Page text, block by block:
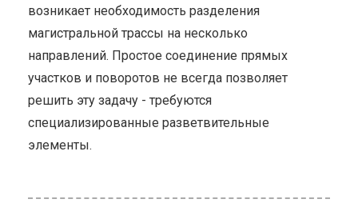
возникает необходимость разделения
магистральной трассы на несколько
направлений. Простое соединение прямых
участков и поворотов не всегда позволяет
решить эту задачу - требуются
специализированные разветвительные
элементы.